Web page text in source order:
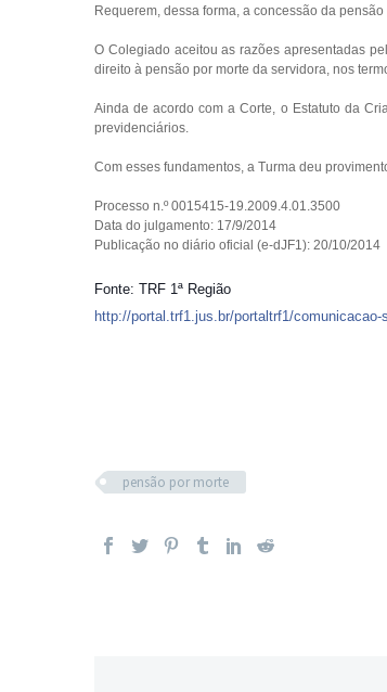
Requerem, dessa forma, a concessão da pensão
O Colegiado aceitou as razões apresentadas
direito à pensão por morte da servidora, nos
Ainda de acordo com a Corte, o Estatuto da
previdenciários.
Com esses fundamentos, a Turma deu
Processo n.º 0015415-19.2009.4.01.3500
Data do julgamento: 17/9/2014
Publicação no diário oficial (e-dJF1): 20/10/2014
Fonte: TRF 1ª Região
http://portal.trf1.jus.br/portaltrf1/comunicacao-
pensão por morte